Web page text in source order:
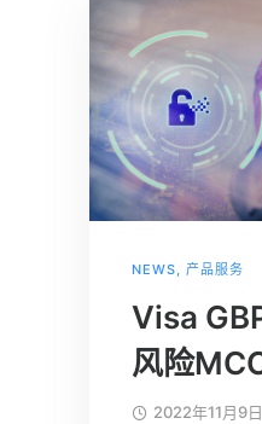
NEWS, 产品服务
Visa
风险
2022年11月9日